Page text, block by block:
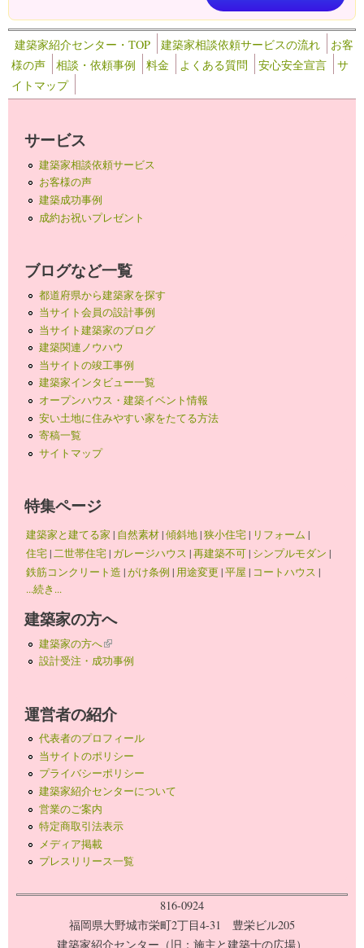
建築家紹介センター・TOP 建築家相談依頼サービスの流れ
お客
様の声
相談・依頼事例 料金 よくある質問 安心安全宣言
サ
イトマップ
サービス
建築家相談依頼サービス
お客様の声
建築成功事例
成約お祝いプレゼント
ブログなど一覧
都道府県から建築家を探す
当サイト会員の設計事例
当サイト建築家のブログ
建築関連ノウハウ
当サイトの竣工事例
建築家インタビュー一覧
オープンハウス・建築イベント情報
安い土地に住みやすい家をたてる方法
寄稿一覧
サイトマップ
特集ページ
建築家と建てる家 | 自然素材|傾斜地|狭小住宅| リフォーム |
住宅|二世帯住宅| ガレージハウス |再建築不可| シンプルモダン |
鉄筋コンクリート造 |がけ条例 | 用途変更 |平屋 | コートハウス |
...続き...
建築家の方へ
建築家の方へ(link is external)
設計受注・成功事例
運営者の紹介
代表者のプロフィール
当サイトのポリシー
プライバシーポリシー
建築家紹介センターについて
営業のご案内
特定商取引法表示
メディア掲載
プレスリリース一覧
816-0924
福岡県大野城市栄町2丁目4-31 豊栄ビル205
建築家紹介センター（旧：施主と建築士の広場）